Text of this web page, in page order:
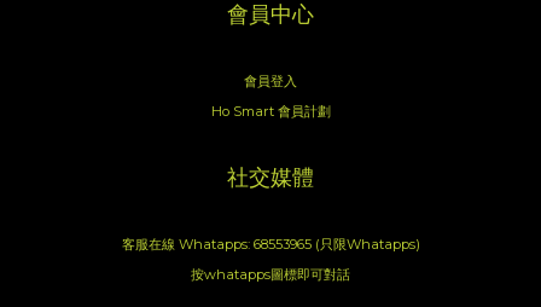
會員中心
會員登入
Ho Smart 會員計劃
社交媒體
客服在線 Whatapps: 68553965 (只限Whatapps)
按whatapps圖標即可對話